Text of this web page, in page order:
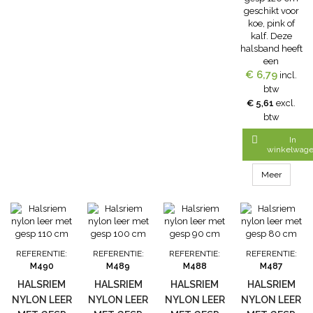
geschikt voor
koe, pink of
kalf. Deze
halsband heeft
een
versteviging
van leer. De
halsriem is
eenvoudig los
of vast te
maken door
de gesp. Deze
nylon
halsriem in de
kleur wit met
is geschikt om
koe, pink of
kalf te leiden,
vast te zetten
of gebruiken
een
te plaatsen om
€ 6,79 incl.
btw
€ 5,61 excl.
btw

In
Meer
REFERENTIE:
M490
HALSRIEM
NYLON LEER
REFERENTIE:
M489
HALSRIEM
NYLON LEER
REFERENTIE:
M488
HALSRIEM
NYLON LEER
REFERENTIE:
M487
HALSRIEM
NYLON LEER